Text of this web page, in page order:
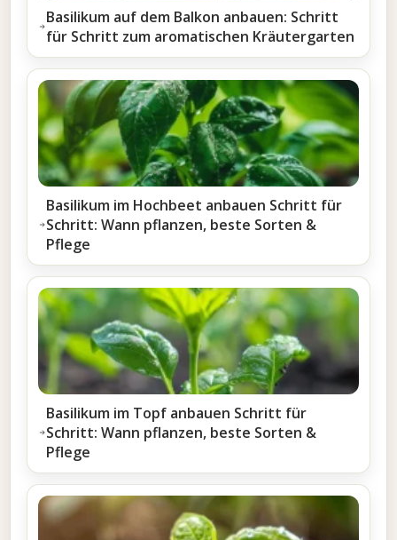
Basilikum auf dem Balkon anbauen: Schritt
für Schritt zum aromatischen Kräutergarten
Basilikum im Hochbeet anbauen Schritt für
Schritt: Wann pflanzen, beste Sorten &
Pflege
Basilikum im Topf anbauen Schritt für
Schritt: Wann pflanzen, beste Sorten &
Pflege